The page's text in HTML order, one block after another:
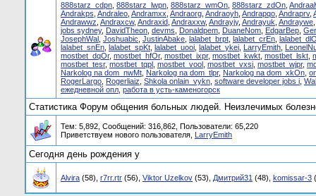
888starz_cdpn 888starz_lwpn 888starz_wmOn 888starz_zdOn
Andrakps Andraleo Andramxx Andraorg Andraoyh Andrapqo Andraprv,
Andrawwz Andraxcw, Andraxid Andraxxw, Andrayjy, Andrayuk Andraywe
jobs sydney, DavidTheon devms Donaldpem DuaneNom EdgarBep
JosephWal Joshuabic JustinAbake lalabet_brpt lalabet_crEn
lalabet_snEn lalabet_spKt lalabet_uooi lalabet_ykei LarryEmith
mostbet_dqOr, mostbet_hfOr, mostbet_ixpr, mostbet_kwkt mostbet_lskt
mostbet_tesr, mostbet_tqpl mostbet_vool mostbet_vxsi mostbet_wjpr,
Narkolog na dom_nwMt Narkolog na dom_tlpr, Narkolog na dom_xkOn
RogerLargo Rogerliaiz Shkola onlain_vykn software developer jobs i
ежедневной опл работа в усть-каменогорск
Статистика Форум общения больных людей. Неизлечимых
Тем: 5,892, Сообщений: 316,862, Пользователи: 65,220
Приветствуем нового пользователя, LarryEmith
Сегодня день рождения у
Alvira (58), r7rr.rtr (56), Viktor Uzelkov (53), Дмитрий31 (48), komissar-3